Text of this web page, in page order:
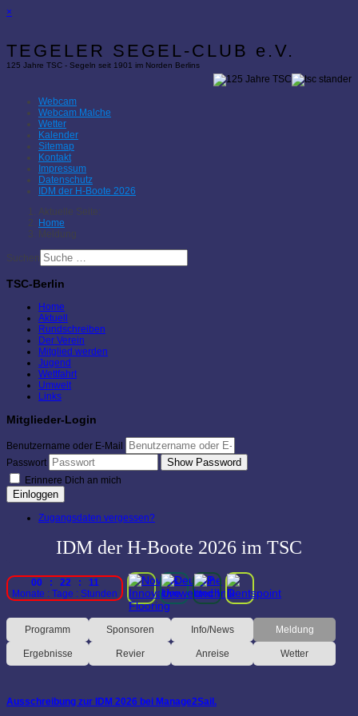
×
TEGELER SEGEL-CLUB e.V.
125 Jahre TSC - Segeln seit 1901 im Norden Berlins
Webcam
Webcam Malche
Wetter
Kalender
Sitemap
Kontakt
Impressum
Datenschutz
IDM der H-Boote 2026
Aktuelle Seite:
Home
Meldung
Suchen
TSC-Berlin
Home
Aktuell
Rundschreiben
Der Verein
Mitglied werden
Jugend
Wettfahrt
Umwelt
Links
Mitglieder-Login
Benutzername oder E-Mail
Passwort
Show Password
Erinnere Dich an mich
Einloggen
Zugangsdaten vergessen?
IDM der H-Boote 2026 im TSC
00 : 22 : 11
Monate : Tage : Stunden
Programm Sponsoren Info/News Meldung
Ergebnisse Revier Anreise Wetter
Ausschreibung zur IDM 2026 bei Manage2Sail.